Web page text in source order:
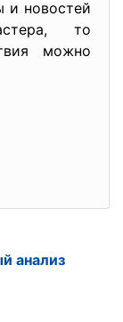
и новостей
то
можно
анализ